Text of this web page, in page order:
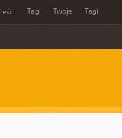
Tagi Twoje Tagi